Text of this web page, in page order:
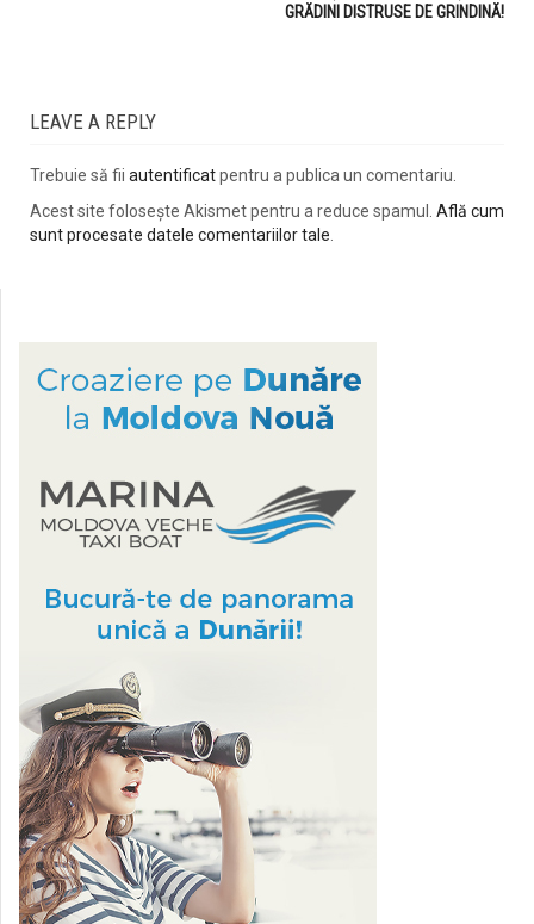
GRĂDINI DISTRUSE DE GRINDINĂ!
LEAVE A REPLY
Trebuie să fii autentificatpentru a publica un comentariu.
Acest site folosește Akismet pentru a reduce spamul. Află cum
sunt procesate datele comentariilor tale.